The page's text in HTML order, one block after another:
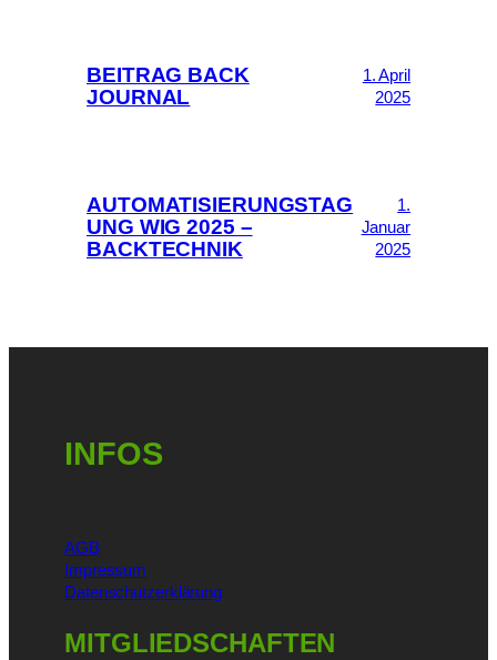
BEITRAG BACK
JOURNAL
1. April
2025
AUTOMATISIERUNGSTAG
UNG WIG 2025 –
BACKTECHNIK
1.
Januar
2025
INFOS
AGB
Impressum
Datenschutzerklärung
MITGLIEDSCHAFTEN